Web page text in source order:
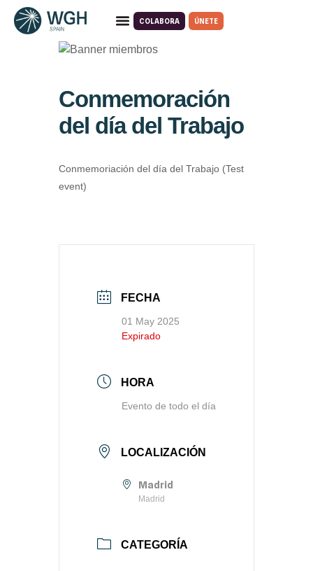
COLABORA ÚNETE
Conmemoración
del día del Trabajo
Conmemoriación del día del Trabajo (Test
event)
FECHA
01 May 2025
Expirado
HORA
Evento de todo el día
LOCALIZACIÓN
Madrid
Madrid
CATEGORÍA